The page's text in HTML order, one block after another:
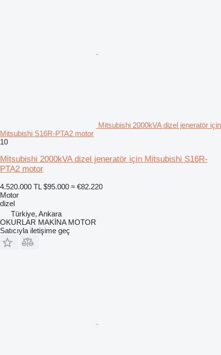
Mitsubishi 2000kVA dizel jeneratör için
Mitsubishi S16R-PTA2 motor
10
Mitsubishi 2000kVA dizel jeneratör için Mitsubishi S16R-
PTA2 motor
4.520.000 TL $95.000 ≈ €82.220
Motor
dizel
Türkiye, Ankara
OKURLAR MAKİNA MOTOR
Satıcıyla iletişime geç